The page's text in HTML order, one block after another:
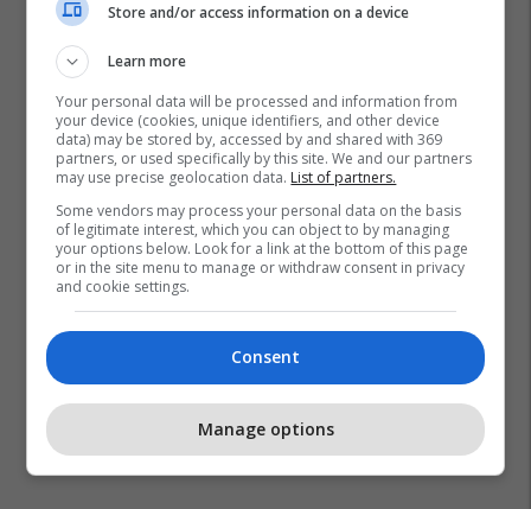
Videolojëra Nintendo Switch 2
Store and/or access information on a device
Learn more
Your personal data will be processed and information from
your device (cookies, unique identifiers, and other device
data) may be stored by, accessed by and shared with 369
partners, or used specifically by this site. We and our partners
may use precise geolocation data. List of partners.
Some vendors may process your personal data on the basis
of legitimate interest, which you can object to by managing
your options below. Look for a link at the bottom of this page
or in the site menu to manage or withdraw consent in privacy
and cookie settings.
Consent
Manage options